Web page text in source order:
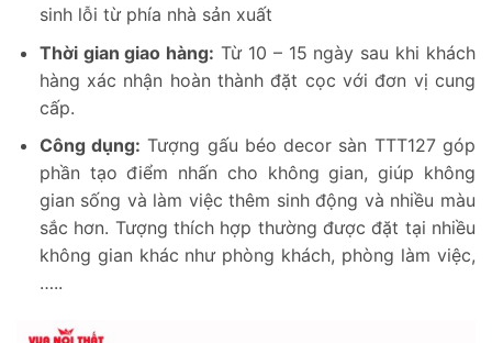
sinh lỗi từ phía nhà sản xuất
Thời gian giao hàng: Từ 10 – 15 ngày sau khi khách
hàng xác nhận hoàn thành đặt cọc với đơn vị cung
cấp.
Công dụng: Tượng gấu béo decor sàn TTT127 góp
phần tạo điểm nhấn cho không gian, giúp không
gian sống và làm việc thêm sinh động và nhiều màu
sắc hơn. Tượng thích hợp thường được đặt tại nhiều
không gian khác như phòng khách, phòng làm việc,
…..